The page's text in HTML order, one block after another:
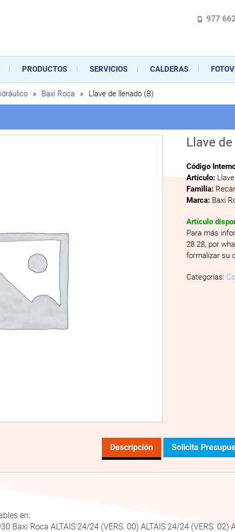
es una empresa especializada en la instalación, comercialización y
la vida útil de sus aparatos de gas, climatización o electrodomésticos,
977
PRODUCTOS SERVICIOS CALDERAS
» Baxi Roca » Llave de llenado (B)
Llave
Código
Artículo:
Familia:
Marca: Baxi
Artículo
Para más
28 28, por
formalizar su
Categorías:
Descripción Solicita
en:
Baxi Roca ALTAIS 24/24 (VERS. 00) ALTAIS 24/24 (VERS. 02)